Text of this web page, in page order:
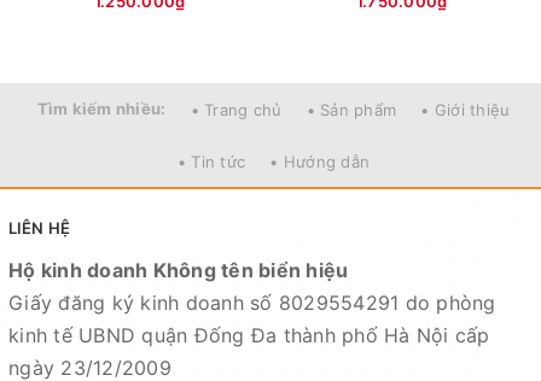
Tìm kiếm nhiều: • Trang chủ • Sản phẩm • Giới thiệu
• Tin tức • Hướng dẫn
LIÊN HỆ
Hộ kinh doanh Không tên biển hiệu
Giấy đăng ký kinh doanh số 8029554291 do phòng
kinh tế UBND quận Đống Đa thành phố Hà Nội cấp
ngày 23/12/2009